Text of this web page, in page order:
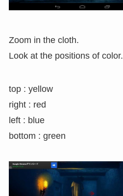
Zoom in the cloth.
Look at the positions of color.
top : yellow
right : red
left : blue
bottom : green